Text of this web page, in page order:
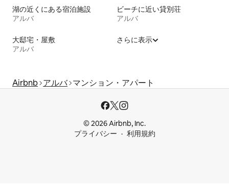
湖の近くにある宿泊施設
アルバ
ビーチに近い貸別荘
アルバ
大邸宅・屋敷
アルバ
さらに表示
Airbnb アルバ マンション・アパート
© 2026 Airbnb, Inc.
プライバシー
利用規約